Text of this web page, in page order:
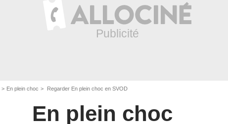
En plein choc Regarder En plein choc en SVOD
En plein choc